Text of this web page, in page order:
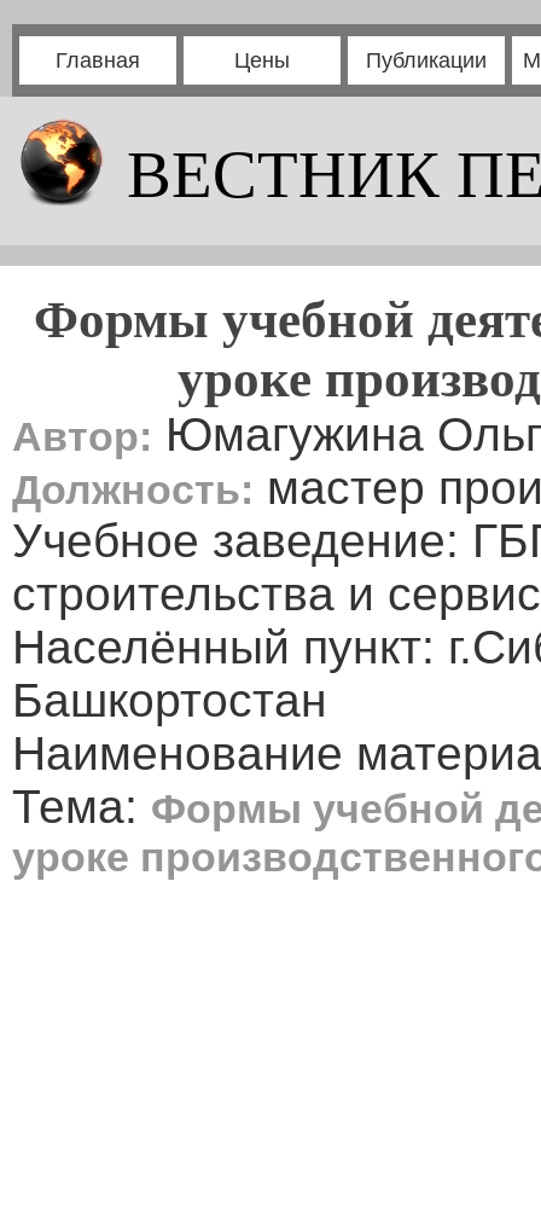
Главная Цены Публикации
ВЕСТНИК
Формы учебной
уроке
Автор: Юмагужина
Должность: мастер
Учебное заведение:
строительства и
Населённый пункт:
Башкортостан
Наименование
Тема: Формы учебной
уроке